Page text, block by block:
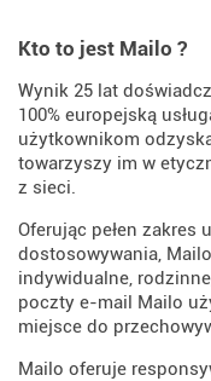
Kto to jest Mailo ?
Wynik 25 lat
100% europejską
użytkownikom
towarzyszy im w
z sieci.
Oferując pełen zakres
dostosowywania,
indywidualne,
poczty e-mail Mailo
miejsce do
Mailo oferuje